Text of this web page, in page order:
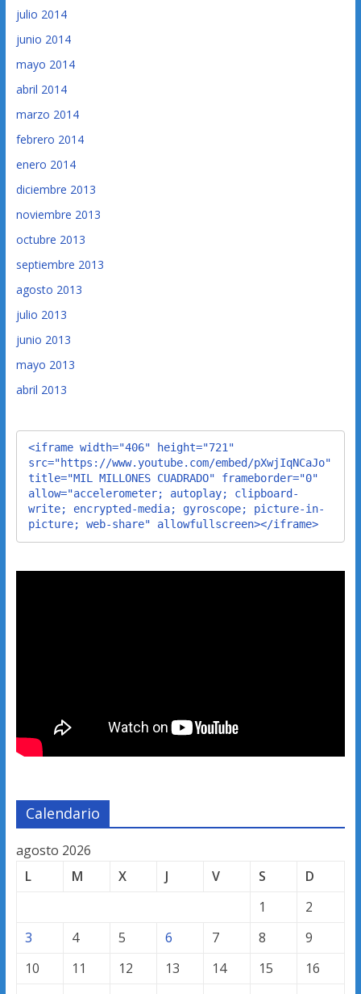
julio 2014
junio 2014
mayo 2014
abril 2014
marzo 2014
febrero 2014
enero 2014
diciembre 2013
noviembre 2013
octubre 2013
septiembre 2013
agosto 2013
julio 2013
junio 2013
mayo 2013
abril 2013
<iframe width="406" height="721"
src="https://www.youtube.com/embed/pXwjIqNCaJo"
title="MIL MILLONES CUADRADO" frameborder="0"
allow="accelerometer; autoplay; clipboard-
write; encrypted-media; gyroscope; picture-in-
picture; web-share" allowfullscreen></iframe>
Calendario
agosto 2026
L
M X J V S
D
1
2
3
4 5 6 7 8
9
10
11 12 13 14 15
16